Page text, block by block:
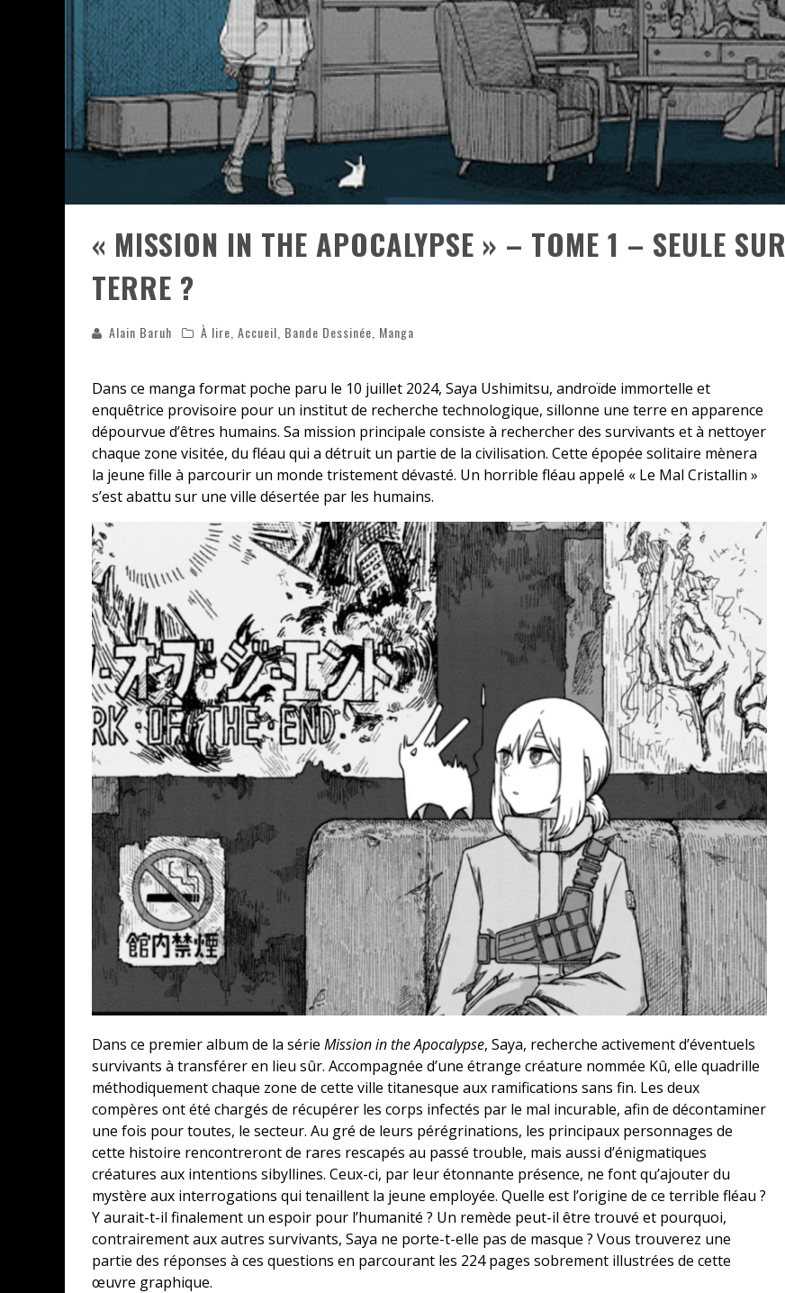
«
DR WERTHAM / L’HOMME QUI ÉTUDIA LES TUEURS EN SÉRIE » - UN MÉTIER À RISQUE !
ASSASSIN'S CREED BLACK FLAG RESYNCED
« LE VENT DAND LES SAULES » - UNE BELLE HISTOIRE !
« DAMN THEM ALL » - UN DUO DE CHOC !
YOSHI AND THE MYSTERIOUS BOOK
« MISSION IN THE APOCALYPSE » – TOME 1 – SEULE SUR
TERRE ?
Alain Baruh À lire Accueil Bande Dessinée Manga
Dans ce manga format poche paru le 10 juillet 2024, Saya Ushimitsu, androïde immortelle et
enquêtrice provisoire pour un institut de recherche technologique, sillonne une terre en apparence
dépourvue d’êtres humains. Sa mission principale consiste à rechercher des survivants et à nettoyer
chaque zone visitée, du fléau qui a détruit un partie de la civilisation. Cette épopée solitaire mènera
la jeune fille à parcourir un monde tristement dévasté. Un horrible fléau appelé « Le Mal Cristallin »
s’est abattu sur une ville désertée par les humains.
Dans ce premier album de la série Mission in the Apocalypse, Saya, recherche activement d’éventuels
survivants à transférer en lieu sûr. Accompagnée d’une étrange créature nommée Kû, elle quadrille
méthodiquement chaque zone de cette ville titanesque aux ramifications sans fin. Les deux
compères ont été chargés de récupérer les corps infectés par le mal incurable, afin de décontaminer
une fois pour toutes, le secteur. Au gré de leurs pérégrinations, les principaux personnages de
cette histoire rencontreront de rares rescapés au passé trouble, mais aussi d’énigmatiques
créatures aux intentions sibyllines. Ceux-ci, par leur étonnante présence, ne font qu’ajouter du
mystère aux interrogations qui tenaillent la jeune employée. Quelle est l’origine de ce terrible fléau ?
Y aurait-t-il finalement un espoir pour l’humanité ? Un remède peut-il être trouvé et pourquoi,
contrairement aux autres survivants, Saya ne porte-t-elle pas de masque ? Vous trouverez une
partie des réponses à ces questions en parcourant les 224 pages sobrement illustrées de cette
œuvre graphique.